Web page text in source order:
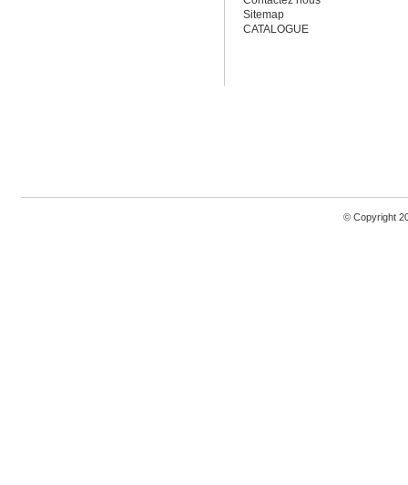
Sitemap
CATALOGUE
© Copyright